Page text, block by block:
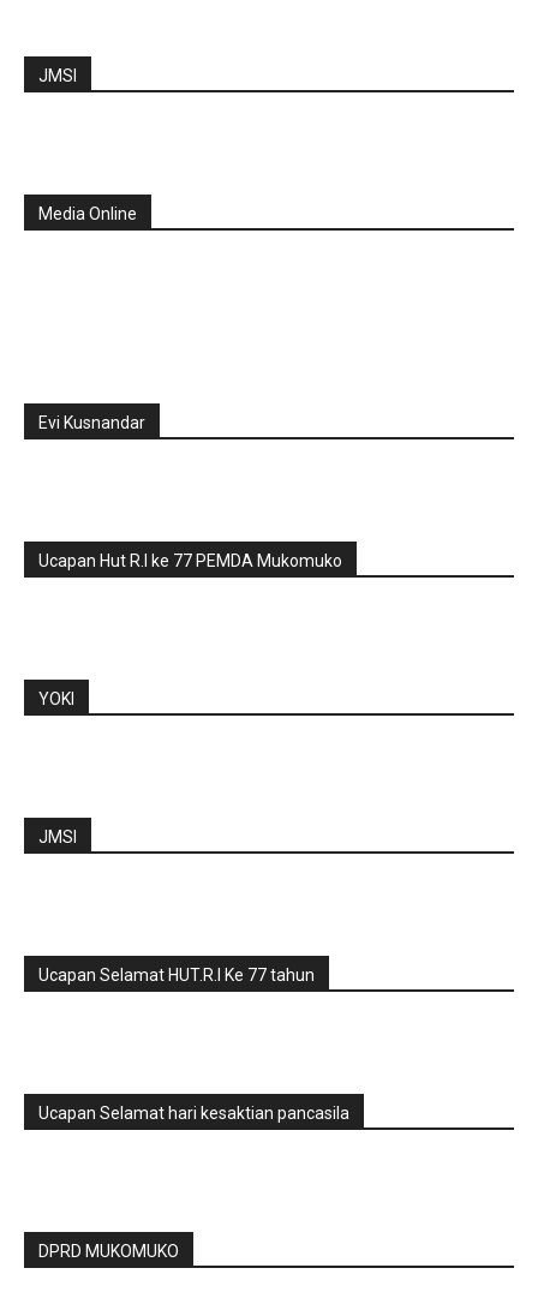
JMSI
Media Online
Evi Kusnandar
Ucapan Hut R.I ke 77 PEMDA Mukomuko
YOKI
JMSI
Ucapan Selamat HUT.R.I Ke 77 tahun
Ucapan Selamat hari kesaktian pancasila
DPRD MUKOMUKO